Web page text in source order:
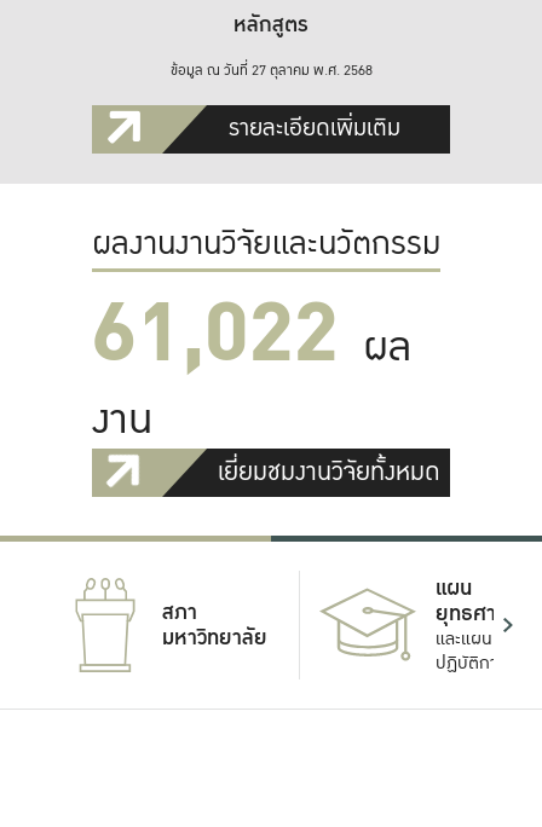
หลักสูตร
ข้อมูล ณ วันที่ 27 ตุลาคม พ.ศ. 2568
รายละเอียดเพิ่มเติม
ผลงานงานวิจัยและนวัตกรรม
61,022 ผล
งาน
เยี่ยมชมงานวิจัยทั้งหมด
สภา
มหาวิทยาลัย
แผน
ยุทธศาสตร์
และแผน
ปฏิบัติการ